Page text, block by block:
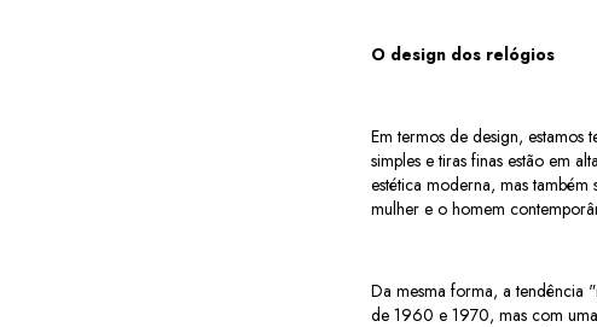
O design dos relógios
Em termos de design, estamos
simples e tiras finas estão em
estética moderna, mas
mulher e o homem
Da mesma forma, a tendência
de 1960 e 1970, mas com